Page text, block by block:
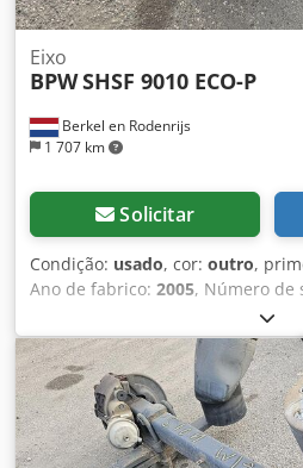
Berkel en Rodenrijs
1 707 km
Eixo
BPWSHSF 9010 ECO-P
Solicitar
Condição: usado, cor: outro,
Ano de fabrico: 2005, Número de
Cjdpfxszrtg Eo Ad Rorf Temos em
Por favor, contacte-nos caso não